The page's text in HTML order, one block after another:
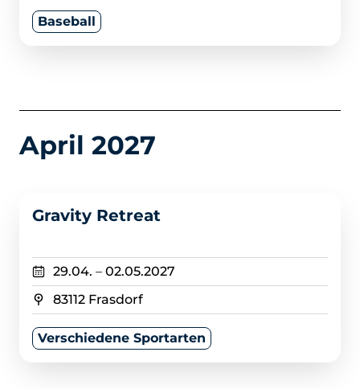
Baseball
April 2027
Gravity Retreat
29.04. – 02.05.2027
83112 Frasdorf
Verschiedene Sportarten